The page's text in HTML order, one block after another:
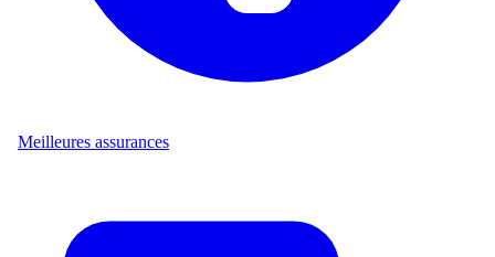
Meilleures assurances